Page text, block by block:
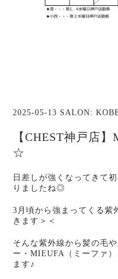
2025-05-13 SALON:
【CHEST神戸店
☆
日差しが強くなってきて
りましたね◎
3月頃から強まってくる紫
きます＞＜
そんな紫外線から髪の毛
ー・MIEUFA（ミーファ
ます♪